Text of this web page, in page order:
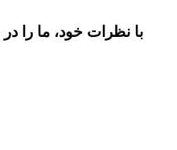
با نظرات خود، ما را